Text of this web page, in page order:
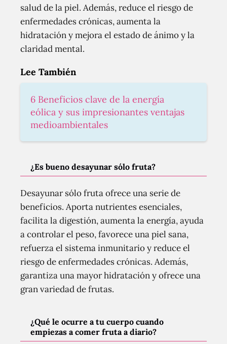
salud de la piel. Además, reduce el riesgo de
enfermedades crónicas, aumenta la
hidratación y mejora el estado de ánimo y la
claridad mental.
Lee También
6 Beneficios clave de la energía
eólica y sus impresionantes ventajas
medioambientales
¿Es bueno desayunar sólo fruta?
Desayunar sólo fruta ofrece una serie de
beneficios. Aporta nutrientes esenciales,
facilita la digestión, aumenta la energía, ayuda
a controlar el peso, favorece una piel sana,
refuerza el sistema inmunitario y reduce el
riesgo de enfermedades crónicas. Además,
garantiza una mayor hidratación y ofrece una
gran variedad de frutas.
¿Qué le ocurre a tu cuerpo cuando
empiezas a comer fruta a diario?